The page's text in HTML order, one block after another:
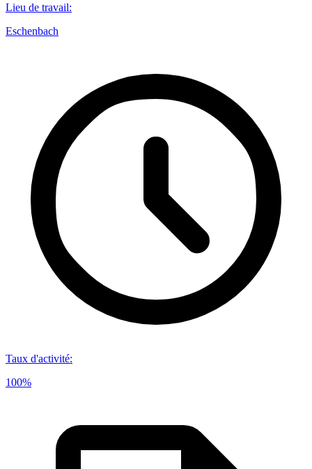
Lieu de travail:
Eschenbach
Taux d'activité:
100%